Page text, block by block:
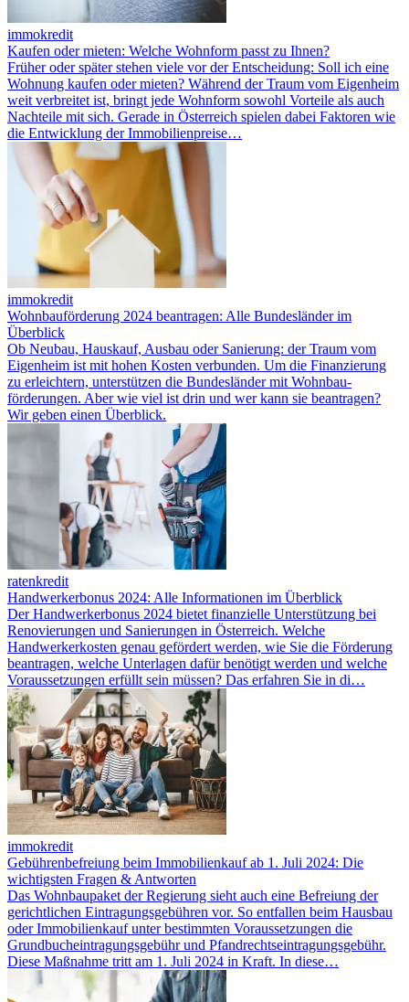
immokredit
Kaufen oder mieten: Welche Wohnform passt zu Ihnen?
Früher oder später stehen viele vor der Entscheidung: Soll ich eine
Wohnung kaufen oder mieten? Während der Traum vom Eigenheim
weit verbreitet ist, bringt jede Wohnform sowohl Vorteile als auch
Nachteile mit sich. Gerade in Österreich spielen dabei Faktoren wie
die Entwicklung der Immobilienpreise…
immokredit
Wohnbauförderung 2024 beantragen: Alle Bundesländer im
Überblick
Ob Neubau, Hauskauf, Ausbau oder Sanierung: der Traum vom
Eigenheim ist mit hohen Kosten verbunden. Um die Finanzierung
zu erleichtern, unterstützen die Bundesländer mit Wohnbau­
förderungen. Aber wie viel ist drin und wer kann sie beantragen?
Wir geben einen Überblick.
ratenkredit
Handwerkerbonus 2024: Alle Informationen im Überblick
Der Handwerkerbonus 2024 bietet finanzielle Unterstützung bei
Renovierungen und Sanierungen in Österreich. Welche
Handwerkerkosten genau gefördert werden, wie Sie die Förderung
beantragen, welche Unterlagen dafür benötigt werden und welche
Voraussetzungen erfüllt sein müssen? Das erfahren Sie in di…
immokredit
Gebührenbefreiung beim Immobilienkauf ab 1. Juli 2024: Die
wichtigsten Fragen & Antworten
Das Wohnbaupaket der Regierung sieht auch eine Befreiung der
gerichtlichen Eintragungsgebühren vor. So entfallen beim Hausbau
oder Immobilienkauf unter bestimmten Voraussetzungen die
Grundbucheintragungsgebühr und Pfandrechtseintragungsgebühr.
Diese Maßnahme tritt am 1. Juli 2024 in Kraft. In diese…